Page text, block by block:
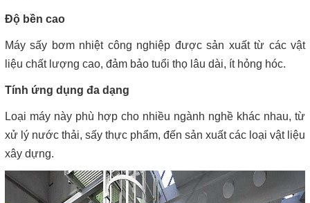
Độ bền cao
Máy sấy bơm nhiệt công nghiệp được sản xuất từ các vật
liệu chất lượng cao, đảm bảo tuổi thọ lâu dài, ít hỏng hóc.
Tính ứng dụng đa dạng
Loại máy này phù hợp cho nhiều ngành nghề khác nhau, từ
xử lý nước thải, sấy thực phẩm, đến sản xuất các loại vật liệu
xây dựng.